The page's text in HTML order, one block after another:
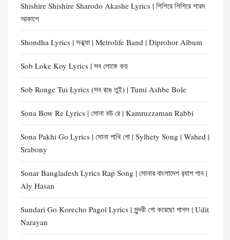
Shishire Shishire Sharodo Akashe Lyrics | শিশিরে শিশিরে শারদ
আকাশে
Shondha Lyrics | সন্ধ্যা | Metrolife Band | Diprohor Album
Sob Loke Koy Lyrics | সব লোকে কয়
Sob Ronge Tui Lyrics (সব রঙে তুই) | Tumi Ashbe Bole
Sona Bow Re Lyrics | সোনা বউ রে | Kamruzzaman Rabbi
Sona Pakhi Go Lyrics | সোনা পাখি গো | Sylhety Song | Wahed |
Srabony
Sonar Bangladesh Lyrics Rap Song | সোনার বাংলাদেশ র‍্যাপ গান |
Aly Hasan
Sundari Go Korecho Pagol Lyrics | সুন্দরী গো করেছো পাগল | Udit
Narayan